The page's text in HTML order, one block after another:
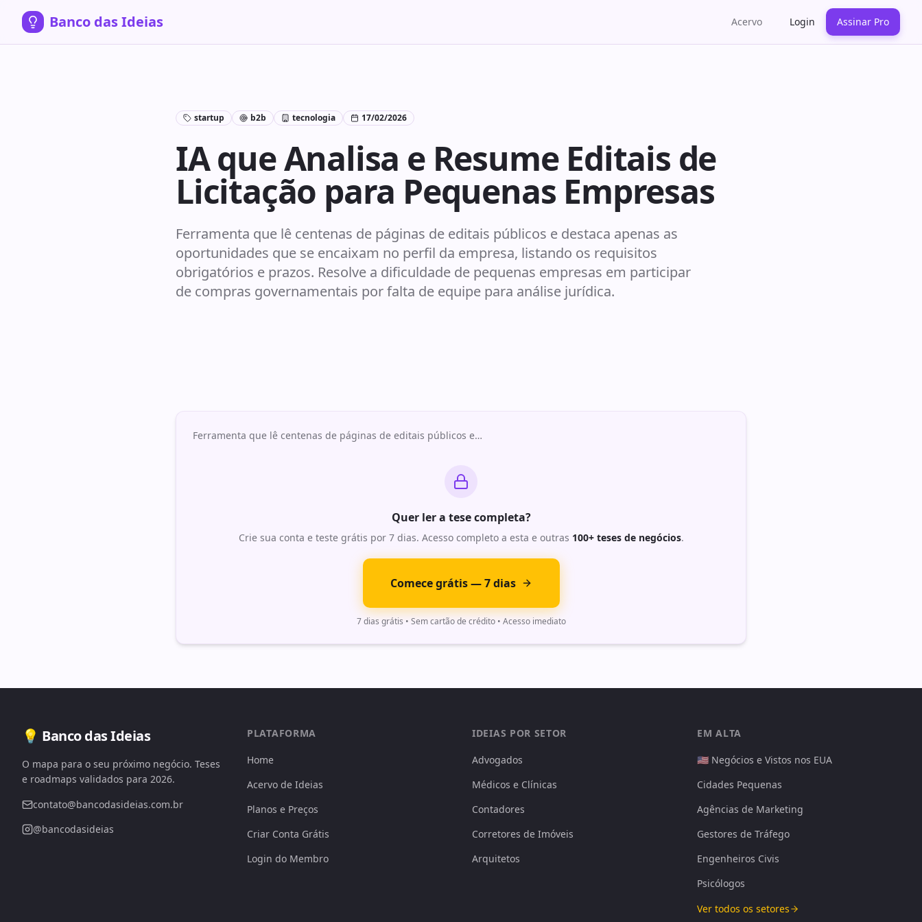
Banco das Ideias Acervo Login Assinar Pro
startup b2b tecnologia 17/02/2026
IA que Analisa e Resume Editais de
Licitação para Pequenas Empresas
Ferramenta que lê centenas de páginas de editais públicos e destaca apenas as
oportunidades que se encaixam no perfil da empresa, listando os requisitos
obrigatórios e prazos. Resolve a dificuldade de pequenas empresas em participar
de compras governamentais por falta de equipe para análise jurídica.
Ferramenta que lê centenas de páginas de editais públicos e…
Quer ler a tese completa?
Crie sua conta e teste grátis por 7 dias. Acesso completo a esta e outras 100+ teses de negócios.
Comece grátis — 7 dias
7 dias grátis • Sem cartão de crédito • Acesso imediato
💡 Banco das Ideias
O mapa para o seu próximo negócio. Teses
e roadmaps validados para 2026.
contato@bancodasideias.com.br
@bancodasideias
PLATAFORMA
Home
Acervo de Ideias
Planos e Preços
Criar Conta Grátis
Login do Membro
IDEIAS POR SETOR
Advogados
Médicos e Clínicas
Contadores
Corretores de Imóveis
Arquitetos
EM ALTA
🇺🇸 Negócios e Vistos nos EUA
Cidades Pequenas
Agências de Marketing
Gestores de Tráfego
Engenheiros Civis
Psicólogos
Ver todos os setores